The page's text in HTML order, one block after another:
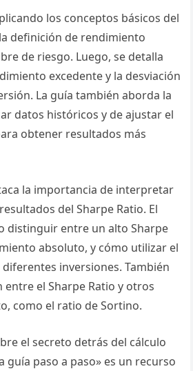
los conceptos básicos del
definición de rendimiento
de riesgo. Luego, se detalla
excedente y la desviación
La guía también aborda la
datos históricos y de ajustar el
obtener resultados más
la importancia de interpretar
del Sharpe Ratio. El
distinguir entre un alto Sharpe
absoluto, y cómo utilizar el
inversiones. También
entre el Sharpe Ratio y otros
como el ratio de Sortino.
el secreto detrás del cálculo
guía paso a paso» es un recurso